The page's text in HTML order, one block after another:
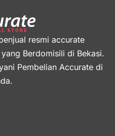
resmi accurate
Berdomisili di Bekasi.
Pembelian Accurate di